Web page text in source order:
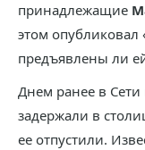
принадлежащие
этом опубликовал
предъявлены ли
Днем ранее в Сети
задержали в
ее отпустили.